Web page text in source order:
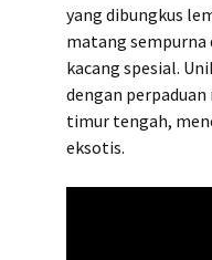
yang dibungkus
matang sempurna
kacang spesial.
dengan
timur tengah,
eksotis.